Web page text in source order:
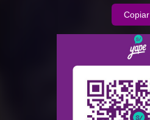
Copiar